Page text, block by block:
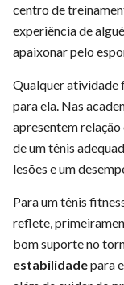
centro de
experiência de
apaixonar pelo
Qualquer atividade
para ela. Nas
apresentem
de um tênis
lesões e um
Para um tênis
reflete,
bom suporte no
estabilidadepara